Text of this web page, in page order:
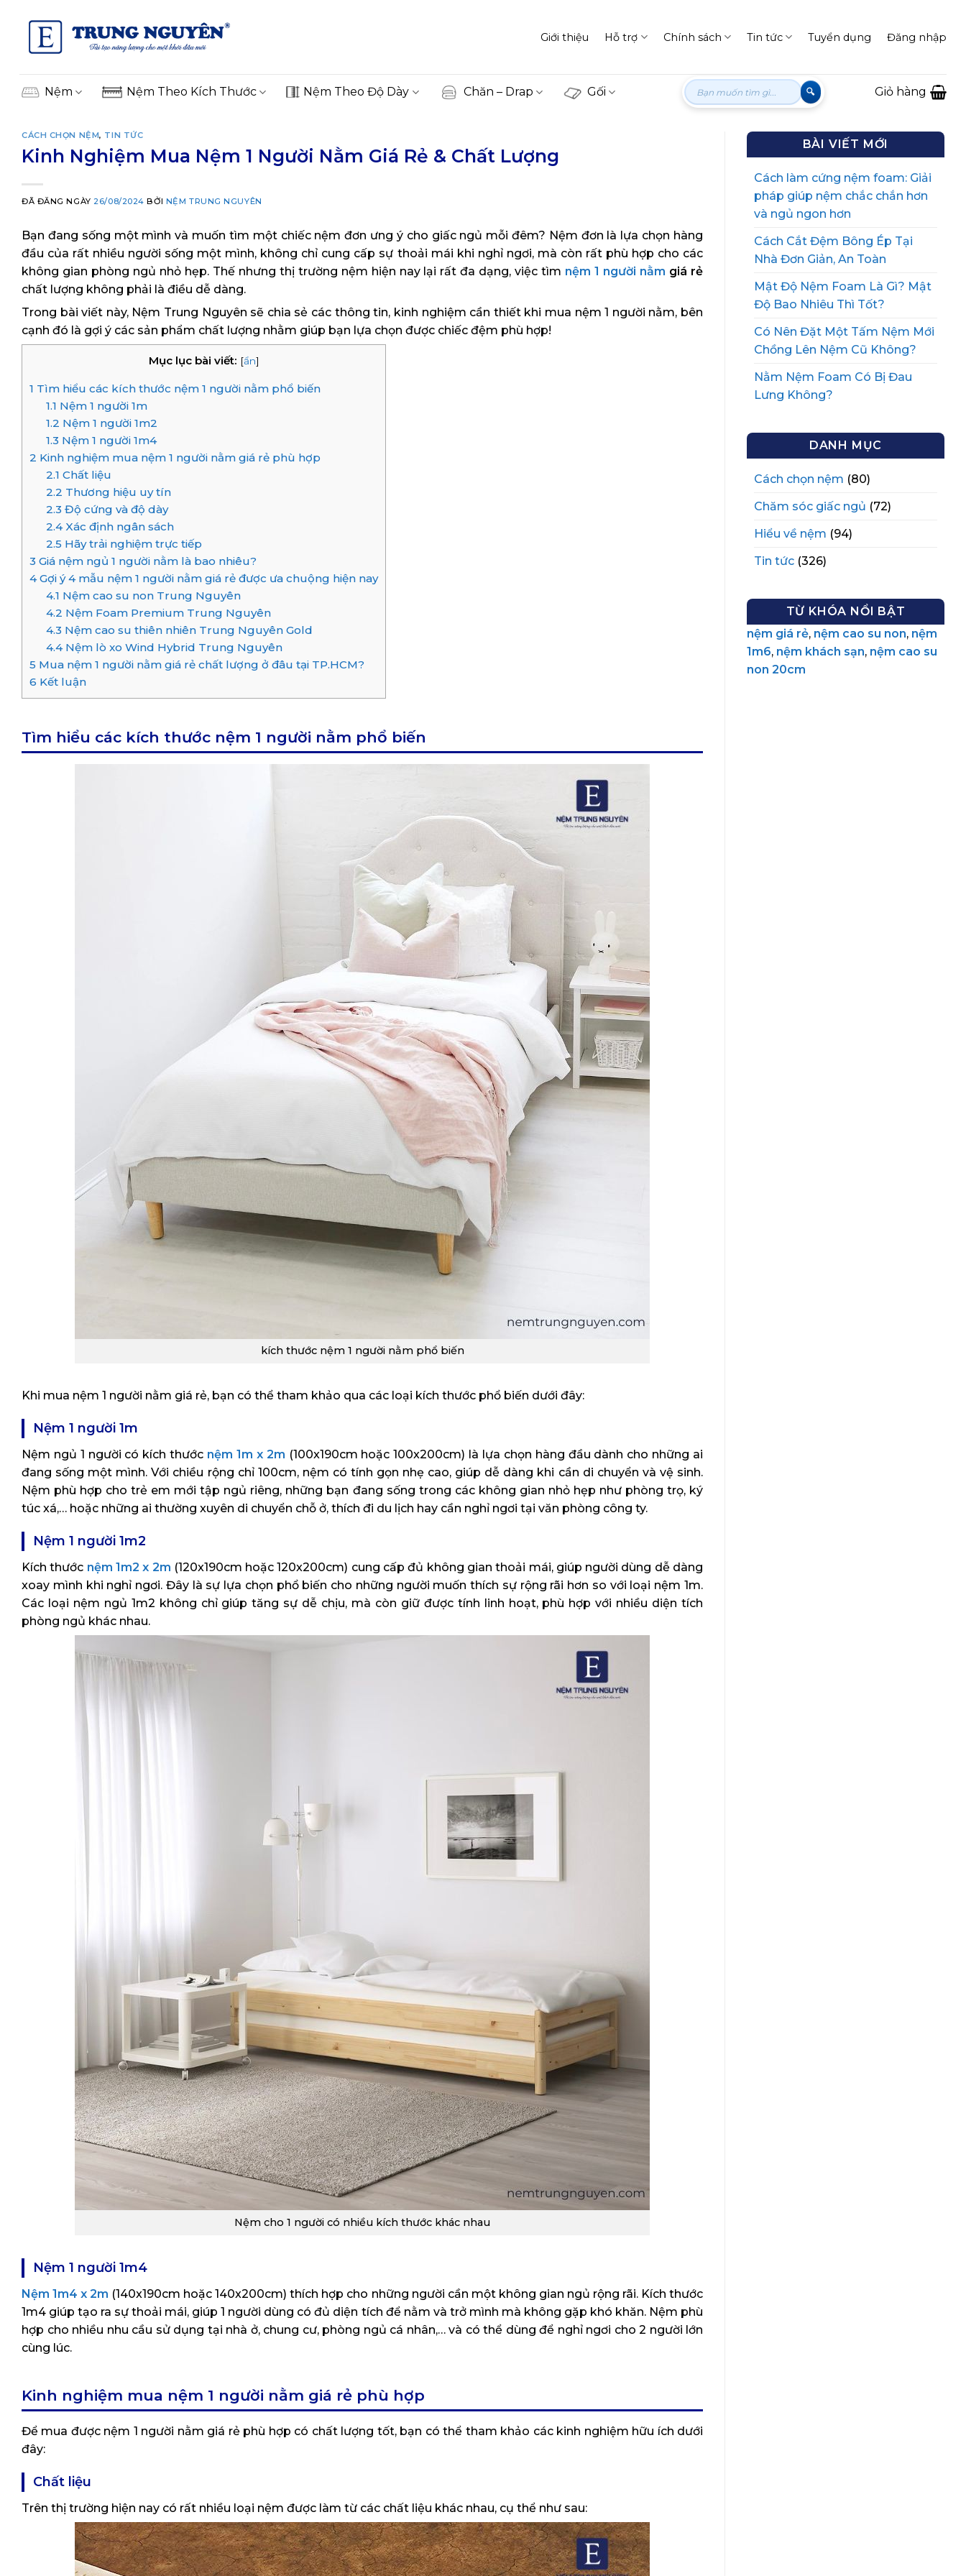
content
Giới thiệu Hỗ trợ Chính sách Tin tức Tuyển dụng Đăng nhập
Nệm Nệm Theo Kích Thước Nệm Theo Độ Dày Chăn – Drap Gối
Tìm
kiếm:
Giỏ hàng
CÁCH CHỌN NỆM, TIN TỨC
Kinh Nghiệm Mua Nệm 1 Người Nằm Giá Rẻ & Chất Lượng
ĐÃ ĐĂNG NGÀY26/08/2024 BỞI NỆM TRUNG NGUYÊN
Bạn đang sống một mình và muốn tìm một chiếc nệm đơn ưng ý cho giấc ngủ mỗi đêm? Nệm đơn là lựa chọn hàng
đầu của rất nhiều người sống một mình, không chỉ cung cấp sự thoải mái khi nghỉ ngơi, mà còn rất phù hợp cho các
không gian phòng ngủ nhỏ hẹp. Thế nhưng thị trường nệm hiện nay lại rất đa dạng, việc tìm nệm 1 người nằm giá rẻ
chất lượng không phải là điều dễ dàng.
Trong bài viết này, Nệm Trung Nguyên sẽ chia sẻ các thông tin, kinh nghiệm cần thiết khi mua nệm 1 người nằm, bên
cạnh đó là gợi ý các sản phẩm chất lượng nhằm giúp bạn lựa chọn được chiếc đệm phù hợp!
Mục lục bài viết: [ẩn]
1 Tìm hiểu các kích thước nệm 1 người nằm phổ biến
1.1 Nệm 1 người 1m
1.2 Nệm 1 người 1m2
1.3 Nệm 1 người 1m4
2 Kinh nghiệm mua nệm 1 người nằm giá rẻ phù hợp
2.1 Chất liệu
2.2 Thương hiệu uy tín
2.3 Độ cứng và độ dày
2.4Xác định ngân sách
2.5 Hãy trải nghiệm trực tiếp
3 Giá nệm ngủ 1 người nằm là bao nhiêu?
4Gợi ý 4 mẫu nệm 1 người nằm giá rẻ được ưa chuộng hiện nay
4.1 Nệm cao su non Trung Nguyên
4.2 Nệm Foam Premium Trung Nguyên
4.3 Nệm cao su thiên nhiên Trung Nguyên Gold
4.4Nệm lò xo Wind Hybrid Trung Nguyên
5 Mua nệm 1 người nằm giá rẻ chất lượng ở đâu tại TP.HCM?
6 Kết luận
Tìm hiểu các kích thước nệm 1 người nằm phổ biến
kích thước nệm 1 người nằm phổ biến
Khi mua nệm 1 người nằm giá rẻ, bạn có thể tham khảo qua các loại kích thước phổ biến dưới đây:
Nệm 1 người 1m
Nệm ngủ 1 người có kích thước nệm 1m x 2m (100x190cm hoặc 100x200cm) là lựa chọn hàng đầu dành cho những ai
đang sống một mình. Với chiều rộng chỉ 100cm, nệm có tính gọn nhẹ cao, giúp dễ dàng khi cần di chuyển và vệ sinh.
Nệm phù hợp cho trẻ em mới tập ngủ riêng, những bạn đang sống trong các không gian nhỏ hẹp như phòng trọ, ký
túc xá,… hoặc những ai thường xuyên di chuyển chỗ ở, thích đi du lịch hay cần nghỉ ngơi tại văn phòng công ty.
Nệm 1 người 1m2
Kích thước nệm 1m2 x 2m (120x190cm hoặc 120x200cm) cung cấp đủ không gian thoải mái, giúp người dùng dễ dàng
xoay mình khi nghỉ ngơi. Đây là sự lựa chọn phổ biến cho những người muốn thích sự rộng rãi hơn so với loại nệm 1m.
Các loại nệm ngủ 1m2 không chỉ giúp tăng sự dễ chịu, mà còn giữ được tính linh hoạt, phù hợp với nhiều diện tích
phòng ngủ khác nhau.
Nệm cho 1 người có nhiều kích thước khác nhau
Nệm 1 người 1m4
Nệm 1m4 x 2m (140x190cm hoặc 140x200cm) thích hợp cho những người cần một không gian ngủ rộng rãi. Kích thước
1m4 giúp tạo ra sự thoải mái, giúp 1 người dùng có đủ diện tích để nằm và trở mình mà không gặp khó khăn. Nệm phù
hợp cho nhiều nhu cầu sử dụng tại nhà ở, chung cư, phòng ngủ cá nhân,… và có thể dùng để nghỉ ngơi cho 2 người lớn
cùng lúc.
Kinh nghiệm mua nệm 1 người nằm giá rẻ phù hợp
Để mua được nệm 1 người nằm giá rẻ phù hợp có chất lượng tốt, bạn có thể tham khảo các kinh nghiệm hữu ích dưới
đây:
Chất liệu
Trên thị trường hiện nay có rất nhiều loại nệm được làm từ các chất liệu khác nhau, cụ thể như sau:
BÀI VIẾT MỚI
Cách làm cứng nệm foam: Giải
pháp giúp nệm chắc chắn hơn
và ngủ ngon hơn
Cách Cắt Đệm Bông Ép Tại
Nhà Đơn Giản, An Toàn
Mật Độ Nệm Foam Là Gì? Mật
Độ Bao Nhiêu Thì Tốt?
Có Nên Đặt Một Tấm Nệm Mới
Chồng Lên Nệm Cũ Không?
Nằm Nệm Foam Có Bị Đau
Lưng Không?
DANH MỤC
Cách chọn nệm (80)
Chăm sóc giấc ngủ (72)
Hiểu về nệm (94)
Tin tức (326)
TỪ KHÓA NỔI BẬT
nệm giá rẻ, nệm cao su non, nệm
1m6, nệm khách sạn, nệm cao su
non 20cm